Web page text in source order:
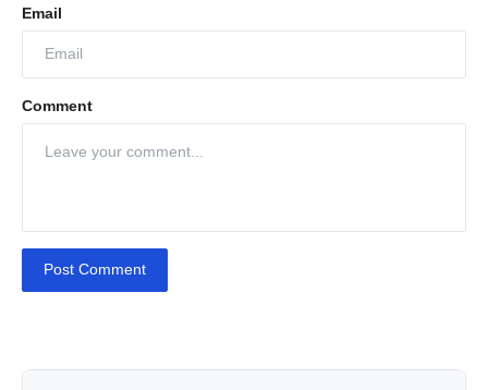
Email
Comment
Post Comment